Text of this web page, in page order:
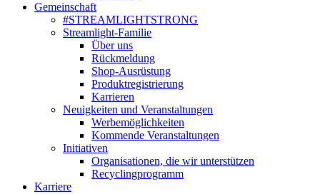
Gemeinschaft
#STREAMLIGHTSTRONG
Streamlight-Familie
Über uns
Rückmeldung
Shop-Ausrüstung
Produktregistrierung
Karrieren
Neuigkeiten und Veranstaltungen
Werbemöglichkeiten
Kommende Veranstaltungen
Initiativen
Organisationen, die wir unterstützen
Recyclingprogramm
Karriere